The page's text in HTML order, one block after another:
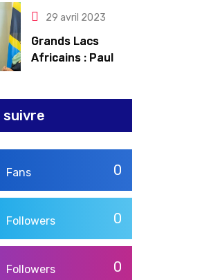
29 avril 2023
Grands Lacs
Africains : Paul
suivre
0
Fans
0
Followers
0
Followers